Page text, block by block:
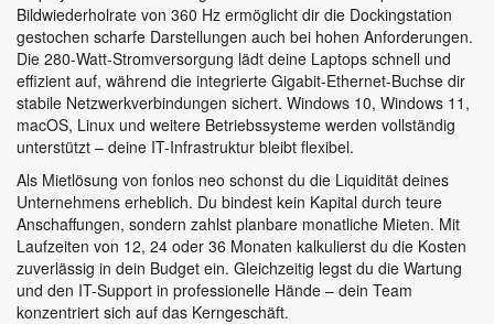
Bildwiederholrate von 360 Hz ermöglicht dir die Dockingstation
gestochen scharfe Darstellungen auch bei hohen Anforderungen.
Die 280-Watt-Stromversorgung lädt deine Laptops schnell und
effizient auf, während die integrierte Gigabit-Ethernet-Buchse dir
stabile Netzwerkverbindungen sichert. Windows 10, Windows 11,
macOS, Linux und weitere Betriebssysteme werden vollständig
unterstützt – deine IT-Infrastruktur bleibt flexibel.
Als Mietlösung von fonlos neo schonst du die Liquidität deines
Unternehmens erheblich. Du bindest kein Kapital durch teure
Anschaffungen, sondern zahlst planbare monatliche Mieten. Mit
Laufzeiten von 12, 24 oder 36 Monaten kalkulierst du die Kosten
zuverlässig in dein Budget ein. Gleichzeitig legst du die Wartung
und den IT-Support in professionelle Hände – dein Team
konzentriert sich auf das Kerngeschäft.